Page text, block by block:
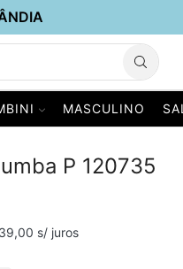
MASCULINO
P 120735
39,00 s/ juros